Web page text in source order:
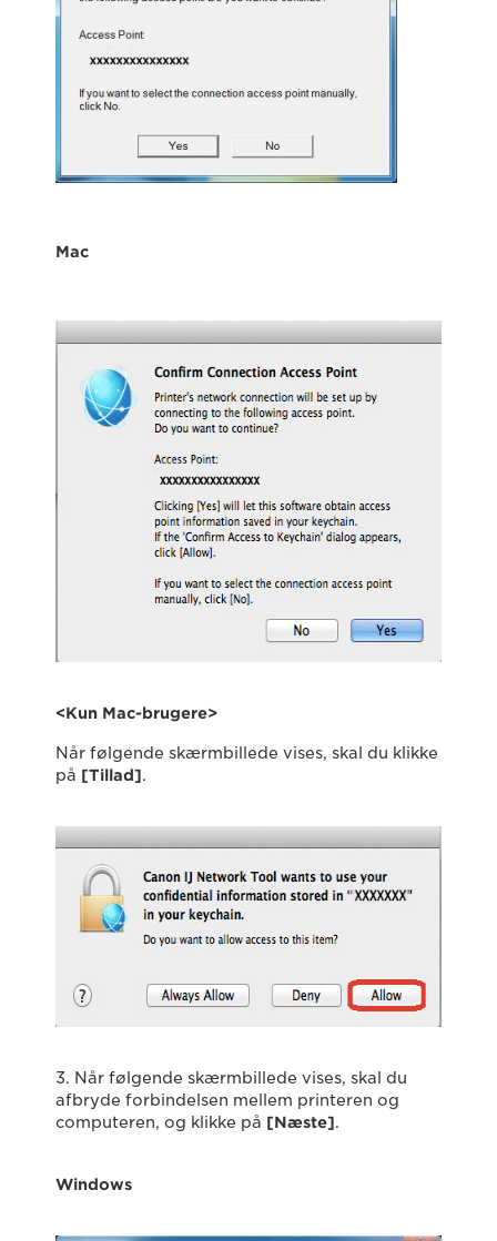
Mac
<Kun Mac-brugere>
Når følgende skærmbillede vises, skal du klikke
på [Tillad].
3. Når følgende skærmbillede vises, skal du
afbryde forbindelsen mellem printeren og
computeren, og klikke på [Næste].
Windows